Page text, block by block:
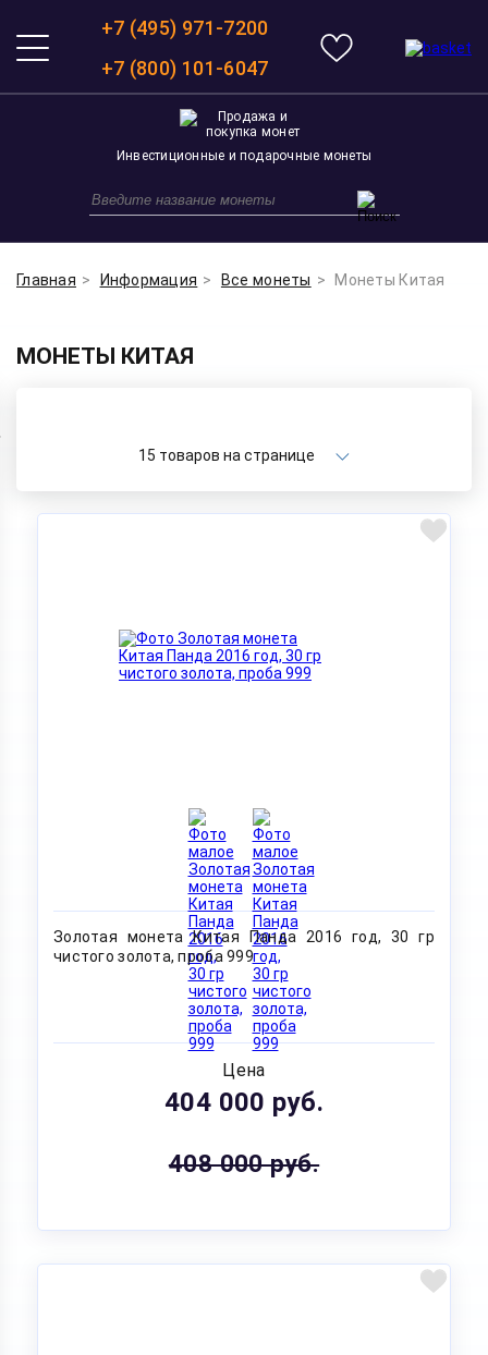
+7 (495) 971-7200
+7 (800) 101-6047
Инвестиционные и подарочные монеты
Главная Информация Все монеты Монеты Китая
МОНЕТЫ КИТАЯ
Золотая монета Китая Панда 2016 год, 30 гр
чистого золота, проба 999
Цена
404 000 руб.
408 000 руб.